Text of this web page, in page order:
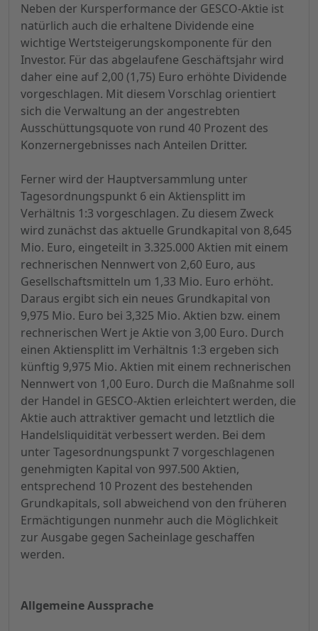
Neben der Kursperformance der GESCO-Aktie ist
natürlich auch die erhaltene Dividende eine
wichtige Wertsteigerungskomponente für den
Investor. Für das abgelaufene Geschäftsjahr wird
daher eine auf 2,00 (1,75) Euro erhöhte Dividende
vorgeschlagen. Mit diesem Vorschlag orientiert
sich die Verwaltung an der angestrebten
Ausschüttungsquote von rund 40 Prozent des
Konzernergebnisses nach Anteilen Dritter.
Ferner wird der Hauptversammlung unter
Tagesordnungspunkt 6 ein Aktiensplitt im
Verhältnis 1:3 vorgeschlagen. Zu diesem Zweck
wird zunächst das aktuelle Grundkapital von 8,645
Mio. Euro, eingeteilt in 3.325.000 Aktien mit einem
rechnerischen Nennwert von 2,60 Euro, aus
Gesellschaftsmitteln um 1,33 Mio. Euro erhöht.
Daraus ergibt sich ein neues Grundkapital von
9,975 Mio. Euro bei 3,325 Mio. Aktien bzw. einem
rechnerischen Wert je Aktie von 3,00 Euro. Durch
einen Aktiensplitt im Verhältnis 1:3 ergeben sich
künftig 9,975 Mio. Aktien mit einem rechnerischen
Nennwert von 1,00 Euro. Durch die Maßnahme soll
der Handel in GESCO-Aktien erleichtert werden, die
Aktie auch attraktiver gemacht und letztlich die
Handelsliquidität verbessert werden. Bei dem
unter Tagesordnungspunkt 7 vorgeschlagenen
genehmigten Kapital von 997.500 Aktien,
entsprechend 10 Prozent des bestehenden
Grundkapitals, soll abweichend von den früheren
Ermächtigungen nunmehr auch die Möglichkeit
zur Ausgabe gegen Sacheinlage geschaffen
werden.
Allgemeine Aussprache